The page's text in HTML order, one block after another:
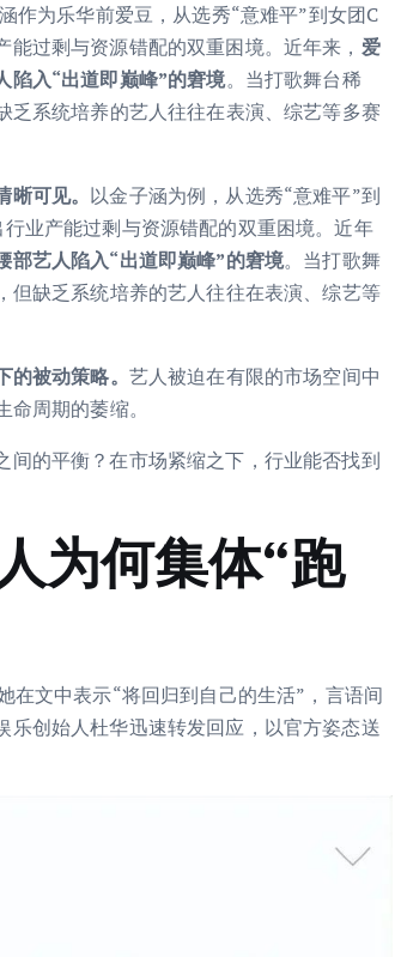
作为乐华前爱豆，从选秀“意难平”到女团C
过剩与资源错配的双重困境。近年来， 爱
陷入“出道即巅峰”的窘境。当打歌舞台稀
系统培养的艺人往往在表演、综艺等多赛
可见。 以金子涵为例，从选秀“意难平”到
业产能过剩与资源错配的双重困境。近年
部艺人陷入“出道即巅峰”的窘境。当打歌舞
但缺乏系统培养的艺人往往在表演、综艺等
被动策略。 艺人被迫在有限的市场空间中
周期的萎缩。
的平衡？在市场紧缩之下，行业能否找到
为何集体“跑
文中表示“将回归到自己的生活”，言语间
创始人杜华迅速转发回应，以官方姿态送